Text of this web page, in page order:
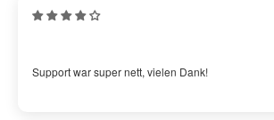
Support war super nett, vielen Dank!